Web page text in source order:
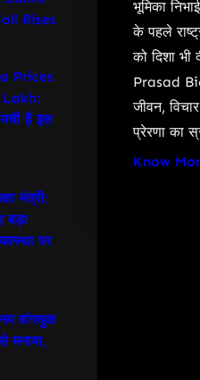
Rises
Prices
है इस
मंत्री:
बड़ा
पर
वांगचुक
मनाया,
भूमिका
के पहले
को दिशा
Prasad
जीवन,
प्रेरणा का
Know